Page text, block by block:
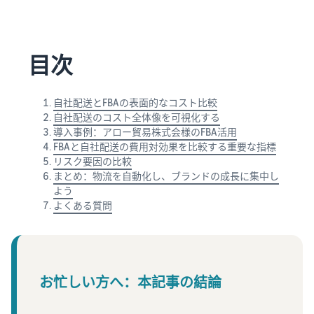
些权
益，以
价格开
始使用
新卖家
指南。
最高
787.5 万
日元的
品牌销
售额返
成本。
限时优惠
利用限时优惠，提高销售额
查看其他计划
送代理服
为新的亚马逊物流卖家提供
JAPAN STORE 计划
支持日本品牌在海外的销售
咨询服务
专职顾问帮助您发展业务
查看所有计划
如何开网店？
什么是商城？
介绍商城的概念以及如何在
亚马逊商城销售
什么是配送代理服
户
什么是代发货？
说明使用外部配送的销售形
目次
自社配送とFBAの表面的なコスト比較
自社配送のコスト全体像を可視化する
導入事例：アロー貿易株式会様のFBA活用
FBAと自社配送の費用対効果を比較する重要な指標
リスク要因の比較
まとめ：物流を自動化し、ブランドの成長に集中し
よう
よくある質問
お忙しい方へ：本記事の結論